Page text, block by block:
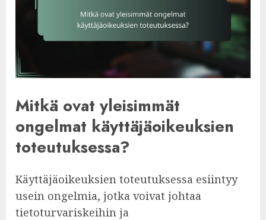
Mitkä ovat yleisimmät
ongelmat käyttäjäoikeuksien
toteutuksessa?
Käyttäjäoikeuksien toteutuksessa esiintyy
usein ongelmia, jotka voivat johtaa
tietoturvariskeihin ja